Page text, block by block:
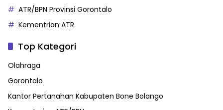
ATR/BPN Provinsi Gorontalo
Kementrian ATR
Top Kategori
Olahraga
Gorontalo
Kantor Pertanahan Kabupaten Bone Bolango